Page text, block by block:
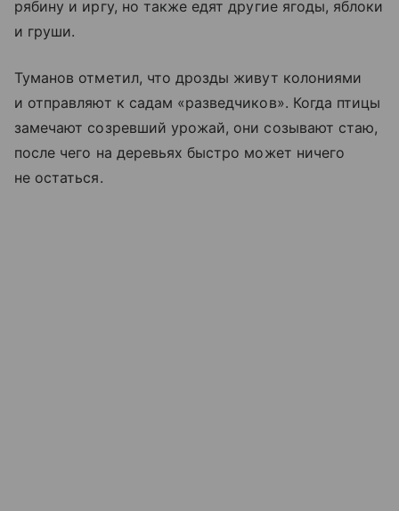
рябину и иргу, но также едят другие ягоды, яблоки
и груши.
Туманов отметил, что дрозды живут колониями
и отправляют к садам «разведчиков». Когда птицы
замечают созревший урожай, они созывают стаю,
после чего на деревьях быстро может ничего
не остаться.